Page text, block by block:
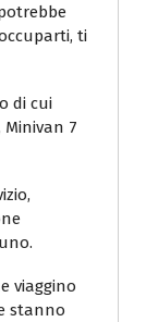
ti
di cui
Minivan 7
viaggino
stanno